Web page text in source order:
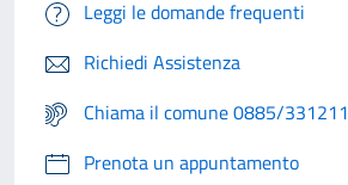
Leggi le domande frequenti
Richiedi Assistenza
Chiama il comune 0885/331211
Prenota un appuntamento